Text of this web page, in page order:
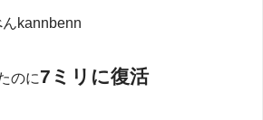
kannbenn
のに7ミリに復活